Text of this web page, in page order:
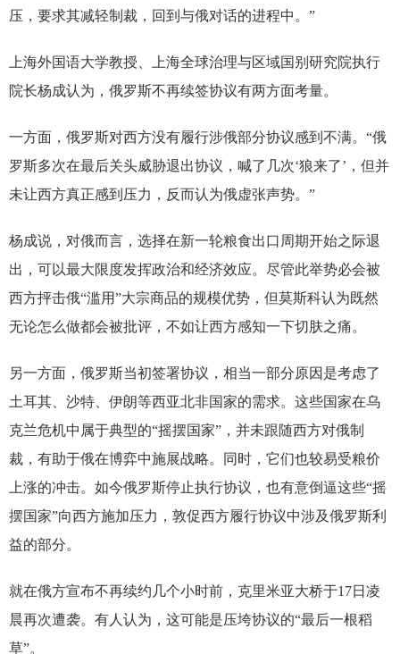
压，要求其减轻制裁，回到与俄对话的进程中。”
上海外国语大学教授、上海全球治理与区域国别研究院执行
院长杨成认为，俄罗斯不再续签协议有两方面考量。
一方面，俄罗斯对西方没有履行涉俄部分协议感到不满。“俄
罗斯多次在最后关头威胁退出协议，喊了几次‘狼来了’，但并
未让西方真正感到压力，反而认为俄虚张声势。”
杨成说，对俄而言，选择在新一轮粮食出口周期开始之际退
出，可以最大限度发挥政治和经济效应。尽管此举势必会被
西方抨击俄“滥用”大宗商品的规模优势，但莫斯科认为既然
无论怎么做都会被批评，不如让西方感知一下切肤之痛。
另一方面，俄罗斯当初签署协议，相当一部分原因是考虑了
土耳其、沙特、伊朗等西亚北非国家的需求。这些国家在乌
克兰危机中属于典型的“摇摆国家”，并未跟随西方对俄制
裁，有助于俄在博弈中施展战略。同时，它们也较易受粮价
上涨的冲击。如今俄罗斯停止执行协议，也有意倒逼这些“摇
摆国家”向西方施加压力，敦促西方履行协议中涉及俄罗斯利
益的部分。
就在俄方宣布不再续约几个小时前，克里米亚大桥于17日凌
晨再次遭袭。有人认为，这可能是压垮协议的“最后一根稻
草”。